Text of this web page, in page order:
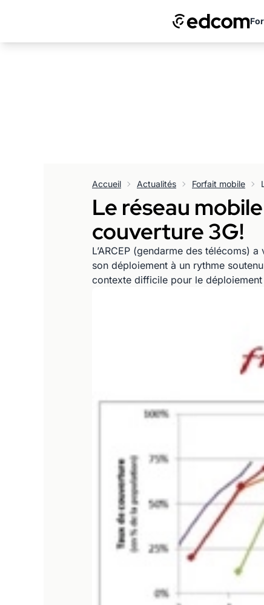
Accueil Actualités Forfait mobile
Le réseau
couverture 3G!
L’ARCEP (gendarme des télécoms)
son déploiement à un rythme
contexte difficile pour le